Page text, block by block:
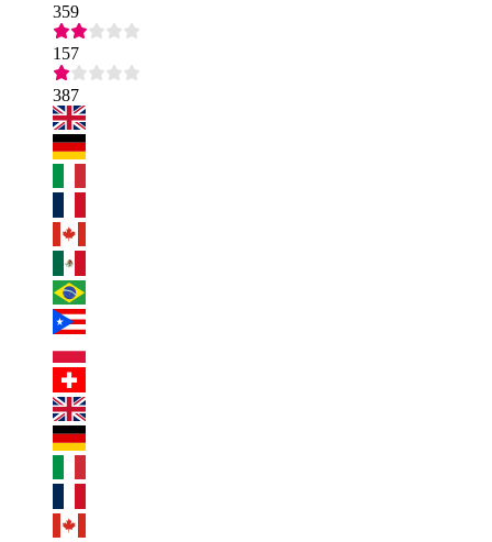
359
157
387